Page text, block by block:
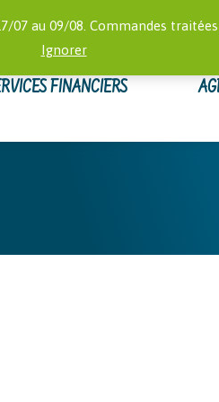
07 au 09/08. Commandes traitées
Ignorer
:
FINANCIERS